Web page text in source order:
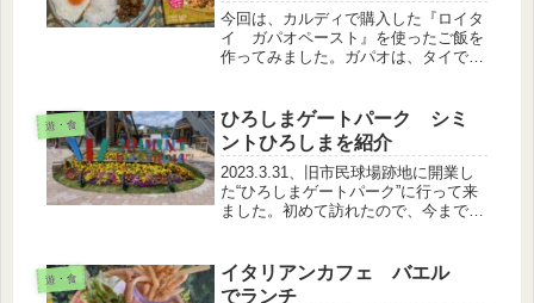
品
今回は、カルディで購入した『ロイタ
イ ガパオペースト』を使ったご飯を
作ってみました。ガパオは、タイで定
とで、さっそく…ホーリーバジルって
何？？と言う疑問が。知っているバジ
ル...
遊・食
ひろしまゲートパーク シミ
ントひろしまを紹介
2023.3.31、旧市民球場跡地に開業し
た“ひろしまゲートパーク”に行って来
ました。初めて訪れたので、今までと
ます。外観の紹介シミントひろしまの
写真は、市電側の正面入口か...
遊・食
イタリアンカフェ バエル
でランチ